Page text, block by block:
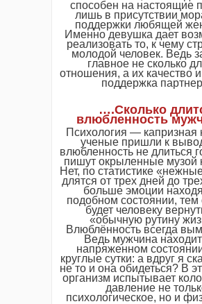
способен на настоящие
лишь в присутствии
поддержки любящей
Именно девушка дает
реализовать то, к чему
молодой человек. Ведь
главное не сколько
отношения, а их качество
поддержка
….Сколько
влюбленность
Психология — капризная
ученые пришли к
влюбленность не длиться
пишут окрыленные музой
Нет, по статистике
длятся от трех дней до
больше эмоции
подобном состоянии,
будет человеку
«обычную рутину
Влюблённость всегда
Ведь мужчина
напряженном
круглые сутки: а вдруг я
не то и она обидеться? В
организм испытывает
давление не
психологическое, но и